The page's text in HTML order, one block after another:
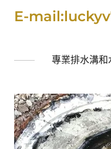
E-
專業排水溝